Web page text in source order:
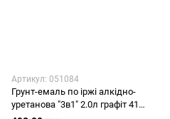
Артикул: 051084
Грунт-емаль по іржі алкідно-
уретанова "3в1" 2.0л графіт 412